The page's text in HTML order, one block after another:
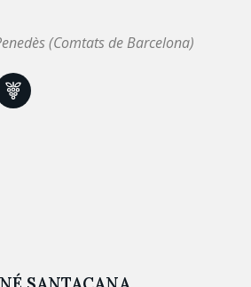
(Comtats de Barcelona)